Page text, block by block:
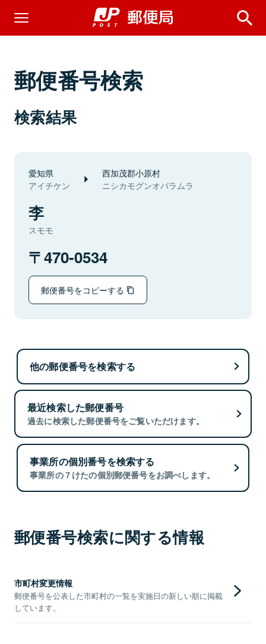
郵便番号検索
検索結果
愛知県
アイチケン
西加茂郡小原村
ニシカモグンオバラムラ
李
スモモ
470-0534
郵便番号をコピーする
他の郵便番号を検索する
最近検索した郵便番号
過去に検索した郵便番号をご覧いただけます。
事業所の個別番号を検索する
事業所の７けたの個別郵便番号をお調べします。
郵便番号検索に関する情報
市町村変更情報
郵便番号を公表した市町村の一覧を実施日の新しい順に掲載
しています。